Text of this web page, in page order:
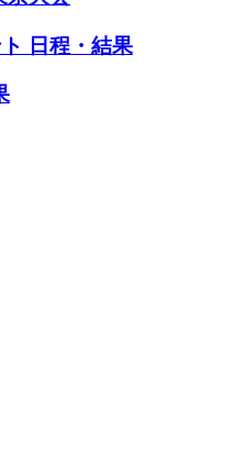
日程・結果